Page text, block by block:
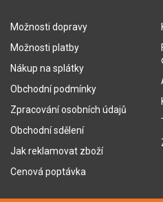
Možnosti dopravy
Možnosti platby
Nákup na splátky
Obchodní podmínky
Zpracování osobních údajů
Obchodní sdělení
Jak reklamovat zboží
Cenová poptávka